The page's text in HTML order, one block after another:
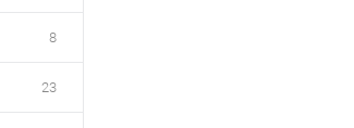
8
23